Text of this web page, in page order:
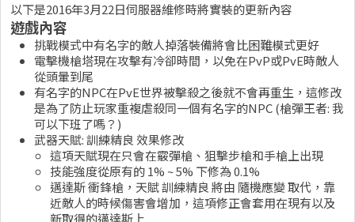
以下是2016年3月22日伺服器維修時將實裝的更新內容
遊戲內容
挑戰模式中有名字的敵人掉落裝備將會比困難模式更好
電擊機槍塔現在攻擊有冷卻時間，以免在PvP或PvE時敵人
從頭暈到尾
有名字的NPC在PvE世界被擊殺之後就不會再重生，這修改
是為了防止玩家重複虐殺同一個有名字的NPC (槍彈王者: 我
可以下班了嗎？)
武器天賦: 訓練精良 效果修改
這項天賦現在只會在霰彈槍、狙擊步槍和手槍上出現
技能強度從原有的 1% ~ 5% 下修為 0.1%
邁達斯 衝鋒槍，天賦 訓練精良 將由 隨機應變 取代，靠
近敵人的時候傷害會增加，這項修正會套用在現有以及
新取得的邁達斯上